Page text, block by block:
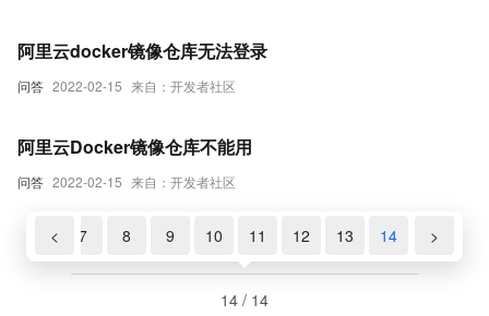
问答 2022-02-15 来自：开发者社区
阿里云docker镜像仓库无法登录
问答 2022-02-15 来自：开发者社区
阿里云Docker镜像仓库不能用
< 7 8 9 10 11 12 13 14 >
14 / 14